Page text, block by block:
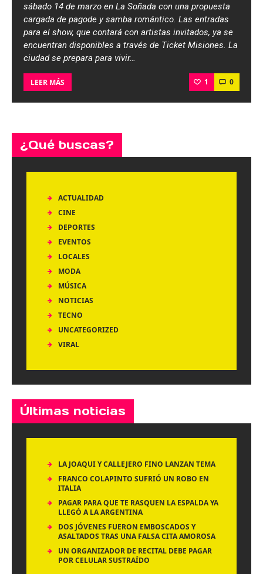
sábado 14 de marzo en La Soñada con una propuesta
cargada de pagode y samba romántico. Las entradas
para el show, que contará con artistas invitados, ya se
encuentran disponibles a través de Ticket Misiones. La
ciudad se prepara para vivir…
LEER MÁS 1 0
¿Qué buscas?
ACTUALIDAD
CINE
DEPORTES
EVENTOS
LOCALES
MODA
MÚSICA
NOTICIAS
TECNO
UNCATEGORIZED
VIRAL
Últimas noticias
LA JOAQUI Y CALLEJERO FINO LANZAN TEMA
FRANCO COLAPINTO SUFRIÓ UN ROBO EN
ITALIA
PAGAR PARA QUE TE RASQUEN LA ESPALDA YA
LLEGÓ A LA ARGENTINA
DOS JÓVENES FUERON EMBOSCADOS Y
ASALTADOS TRAS UNA FALSA CITA AMOROSA
UN ORGANIZADOR DE RECITAL DEBE PAGAR
POR CELULAR SUSTRAÍDO